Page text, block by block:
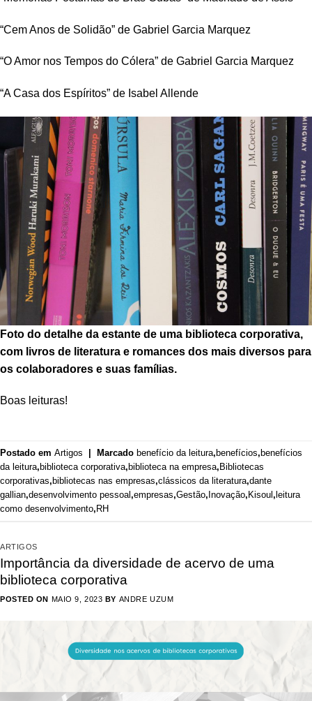
“Cem Anos de Solidão” de Gabriel Garcia Marquez
“O Amor nos Tempos do Cólera” de Gabriel Garcia Marquez
“A Casa dos Espíritos” de Isabel Allende
Foto do detalhe da estante de uma biblioteca corporativa,
com livros de literatura e romances dos mais diversos para
os colaboradores e suas famílias.
Boas leituras!
Postado em Artigos | Marcado benefício da leitura,benefícios,benefícios
da leitura,biblioteca corporativa,biblioteca na empresa,Bibliotecas
corporativas,bibliotecas nas empresas,clássicos da literatura,dante
gallian,desenvolvimento pessoal,empresas,Gestão,Inovação,Kisoul,leitura
como desenvolvimento,RH
ARTIGOS
Importância da diversidade de acervo de uma
biblioteca corporativa
POSTED ON MAIO 9, 2023 BY ANDRE UZUM